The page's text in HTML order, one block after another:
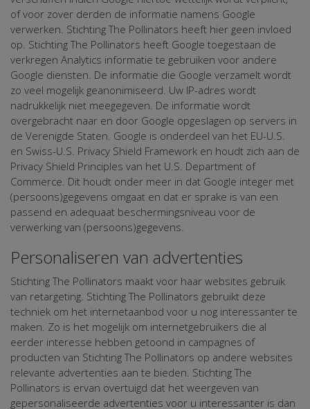
of voor zover derden de informatie namens Google
verwerken. Stichting The Pollinators heeft hier geen invloed
op. Stichting The Pollinators heeft Google toegestaan de
verkregen Analytics informatie te gebruiken voor andere
Google diensten. De informatie die Google verzamelt wordt
zo veel mogelijk geanonimiseerd. Uw IP-adres wordt
nadrukkelijk niet meegegeven. De informatie wordt
overgebracht naar en door Google opgeslagen op servers in
de Verenigde Staten. Google is onderdeel van het EU-U.S.
en Swiss-U.S. Privacy Shield Framework en houdt zich aan de
Privacy Shield Principles van het U.S. Department of
Commerce. Dit houdt onder meer in dat Google integer met
(persoons)gegevens omgaat en dat er sprake is van een
passend en adequaat beschermingsniveau voor de
verwerking van (persoons)gegevens.
Personaliseren van advertenties
Stichting The Pollinators maakt voor haar websites gebruik
van retargeting. Stichting The Pollinators gebruikt deze
techniek om het internetaanbod voor u nog interessanter te
maken. Zo is het mogelijk om internetgebruikers die al
eerder interesse hebben getoond in campagnes of
producten van Stichting The Pollinators op andere websites
relevante advertenties aan te bieden. Stichting The
Pollinators is ervan overtuigd dat het weergeven van
gepersonaliseerde advertenties voor u interessanter is dan